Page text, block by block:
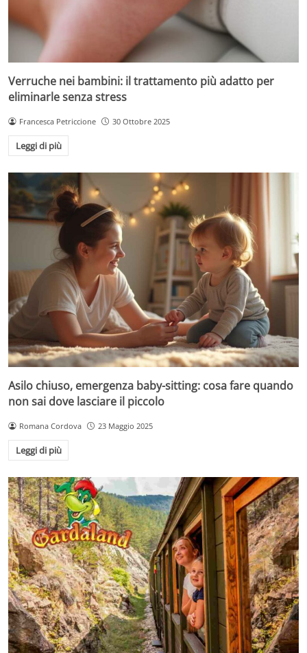
Verruche nei bambini: il trattamento più adatto per
eliminarle senza stress
Francesca Petriccione 30 Ottobre 2025
Leggi di più
Asilo chiuso, emergenza baby-sitting: cosa fare quando
non sai dove lasciare il piccolo
Romana Cordova 23 Maggio 2025
Leggi di più